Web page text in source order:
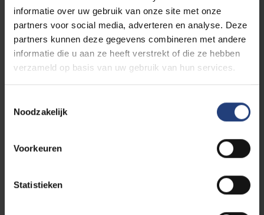
informatie over uw gebruik van onze site met onze
partners voor social media, adverteren en analyse. Deze
partners kunnen deze gegevens combineren met andere
informatie die u aan ze heeft verstrekt of die ze hebben
verzameld op basis van uw gebruik van hun services.
Noodzakelijk
Voorkeuren
Statistieken
Schoolontwikkeling
Professioneel leraarschap 9
Masterproef 9
Vakdidactieken/Onderwijstechnologie: Keuze-
neem je 2 vakdidactieken op (ten minste 12
ECTS credits)
3
Vakdidactiek Maatschappijwetenschappen 1